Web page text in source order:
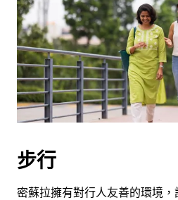
步行
密蘇拉擁有對行人友善的環境